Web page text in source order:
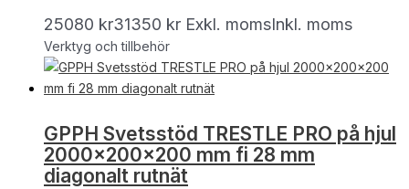
25080 kr31350 kr Exkl. momsInkl. moms
Verktyg och tillbehör
GPPH Svetsstöd TRESTLE PRO på hjul
2000x200x200 mm fi 28 mm
diagonalt rutnät